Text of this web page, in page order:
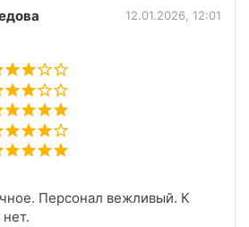
12.01.2026, 12:01
Персонал вежливый. К